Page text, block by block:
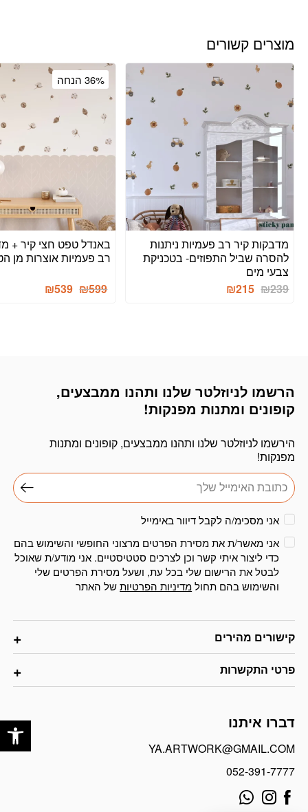
מוצרים קשורים
מדבקות קיר רב פעמיות ניתנות
להסרה שביל התפוזים- בטכניקת
צבעי מים
₪239
₪215
36% הנחה
באנדל טפט חצי קיר +
רב פעמיות אוצרות מן
המחיר
₪599
המחיר
₪539
קישורים מהירים
פרטי התקשרות
דברו איתנו
YA.ARTWORK@GMAIL.COM
052-391-7777
הרשמו לניוזלטר שלנו ותהנו ממבצעים,
קופונים ומתנות מפנקות!
הירשמו לניוזלטר שלנו ותהנו ממבצעים, קופונים ומתנות
מפנקות!
דוא׳׳ל
אני מסכימ/ה לקבל דיוור באימייל
אני מאשר/ת את מסירת הפרטים מרצוני החופשי והשימוש בהם
כדי ליצור איתי קשר וכן לצרכים סטטיסטיים. אני מודע/ת שאוכל
לבטל את הרישום שלי בכל עת, ושעל מסירת הפרטים שלי
והשימוש בהם תחולמדיניות הפרטיותשל האתר